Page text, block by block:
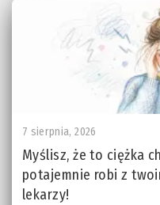
7 sierpnia, 2026
Myślisz, że to ciężka
potajemnie robi z
lekarzy!